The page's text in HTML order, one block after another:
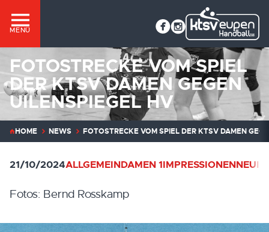
MENÜ
FOTOSTRECKE VOM SPIEL
DER KTSV DAMEN GEGEN
UILENSPIEGEL HV
HOME NEWS FOTOSTRECKE VOM SPIEL DER KTSV DAMEN
21/10/2024ALLGEMEINDAMEN 1IMPRESSIONEN
Fotos: Bernd Rosskamp